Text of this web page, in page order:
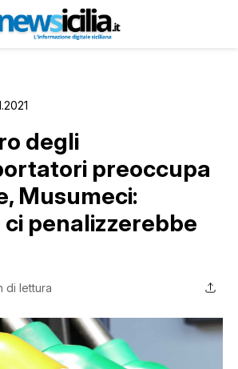
degli
preoccupa
Musumeci:
penalizzerebbe
di lettura